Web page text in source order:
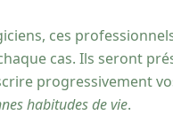
ces
cas. Ils seront
progressivement
habitudes de vie.